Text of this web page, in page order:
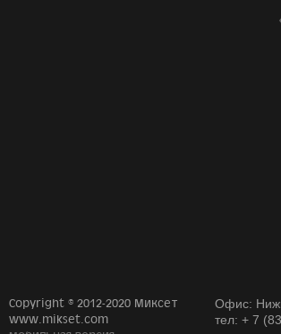
Copyright © 2012-2020 Миксет
www.mikset.com
Офис:
тел: + 7